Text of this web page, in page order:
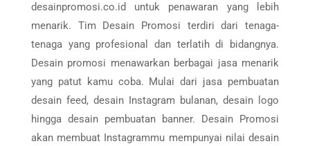
desainpromosi.co.id untuk penawaran yang lebih
menarik. Tim Desain Promosi terdiri dari tenaga-
tenaga yang profesional dan terlatih di bidangnya.
Desain promosi menawarkan berbagai jasa menarik
yang patut kamu coba. Mulai dari jasa pembuatan
desain feed, desain Instagram bulanan, desain logo
hingga desain pembuatan banner. Desain Promosi
akan membuat Instagrammu mempunyai nilai desain